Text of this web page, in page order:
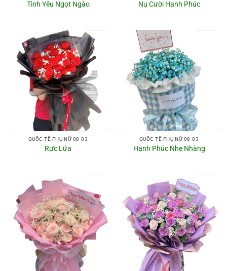
Tình Yêu Ngọt Ngào Nụ Cười Hạnh Phúc
QUỐC TẾ PHỤ NỮ 08-03
Rực Lửa
QUỐC TẾ PHỤ NỮ 08-03
Hạnh Phúc Nhẹ Nhàng